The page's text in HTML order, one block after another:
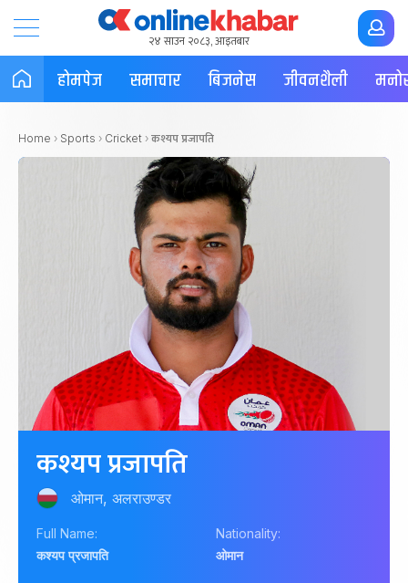
२४ साउन २०८३, आइतबार
होमपेज समाचार बिजनेस जीवनशैली
Home › Sports › Cricket › कश्यप प्रजापति
कश्यप प्रजापति
ओमान, अलराउण्डर
Full Name:
कश्यप प्रजापति
Nationality:
ओमान